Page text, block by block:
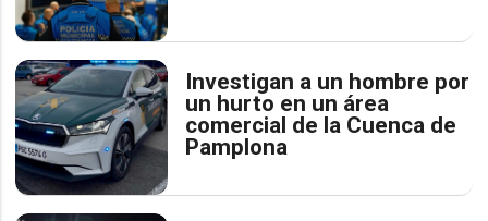
Investigan a un hombre por
un hurto en un área
comercial de la Cuenca de
Pamplona